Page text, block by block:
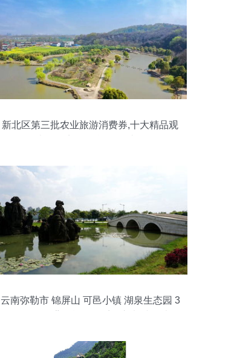
新北区第三批农业旅游消费券,十大精品观
云南弥勒市 锦屏山 可邑小镇 湖泉生态园 3